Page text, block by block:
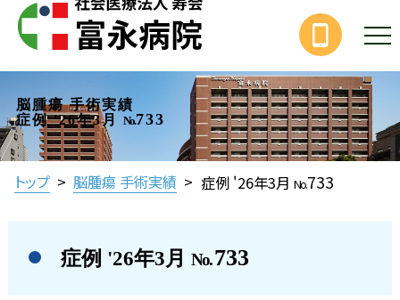
脳腫瘍 手術実績
症例 '26年3月
No.733
トップ > 脳腫瘍 手術実績 > 症例 '26年3月 No.733
症例 '26年3月 No.733